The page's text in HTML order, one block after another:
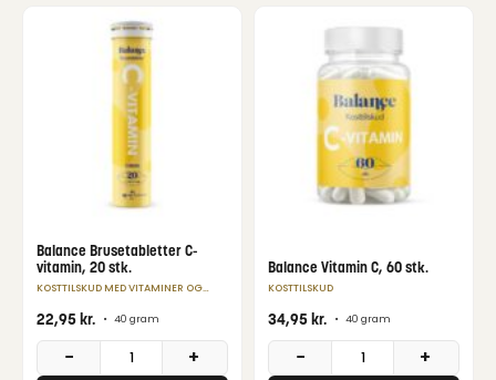
Balance Brusetabletter C-
vitamin, 20 stk.
KOSTTILSKUD MED VITAMINER OG
22,95kr. • 40 gram
− +
Balance Vitamin C, 60 stk.
KOSTTILSKUD
34,95kr. • 40 gram
− +